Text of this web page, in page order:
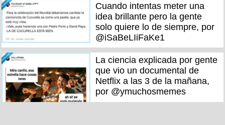
Cuando intentas meter una
idea brillante pero la gente
solo quiere lo de siempre, por
@iSaBeLIiFaKe1
La ciencia explicada por gente
que vio un documental de
Netflix a las 3 de la mañana,
por @ymuchosmemes